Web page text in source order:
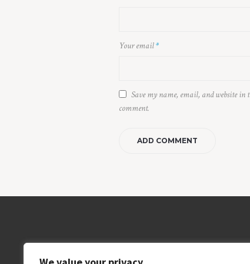
Your email*
Save my name, email, and website
comment.